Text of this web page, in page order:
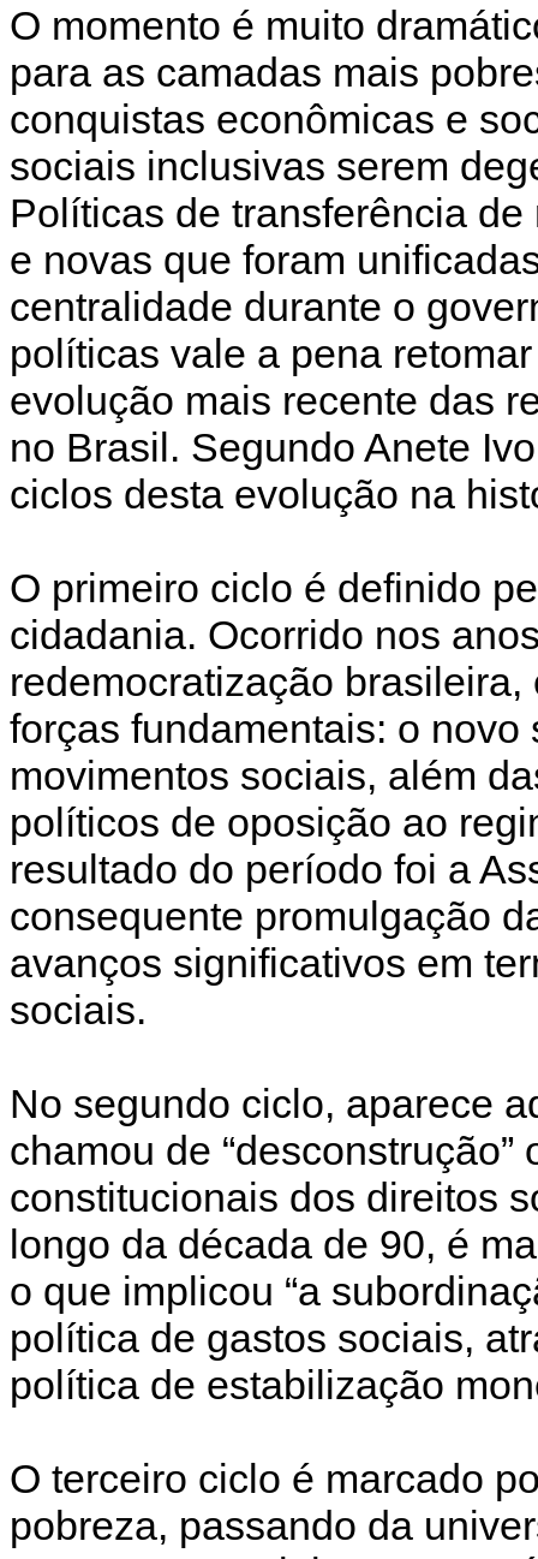
O momento é muito
para as camadas mais
conquistas econômicas e
sociais inclusivas serem
Políticas de transferência
e novas que foram
centralidade durante o
políticas vale a pena
evolução mais recente das
no Brasil. Segundo Anete
ciclos desta evolução na
O primeiro ciclo é definido
cidadania. Ocorrido nos
redemocratização
forças fundamentais: o
movimentos sociais, além
políticos de oposição ao
resultado do período foi a
consequente promulgação
avanços significativos em
sociais.
No segundo ciclo, aparece
chamou de
constitucionais dos direitos
longo da década de 90, é
o que implicou “a
política de gastos sociais,
política de estabilização
O terceiro ciclo é marcado
pobreza, passando da